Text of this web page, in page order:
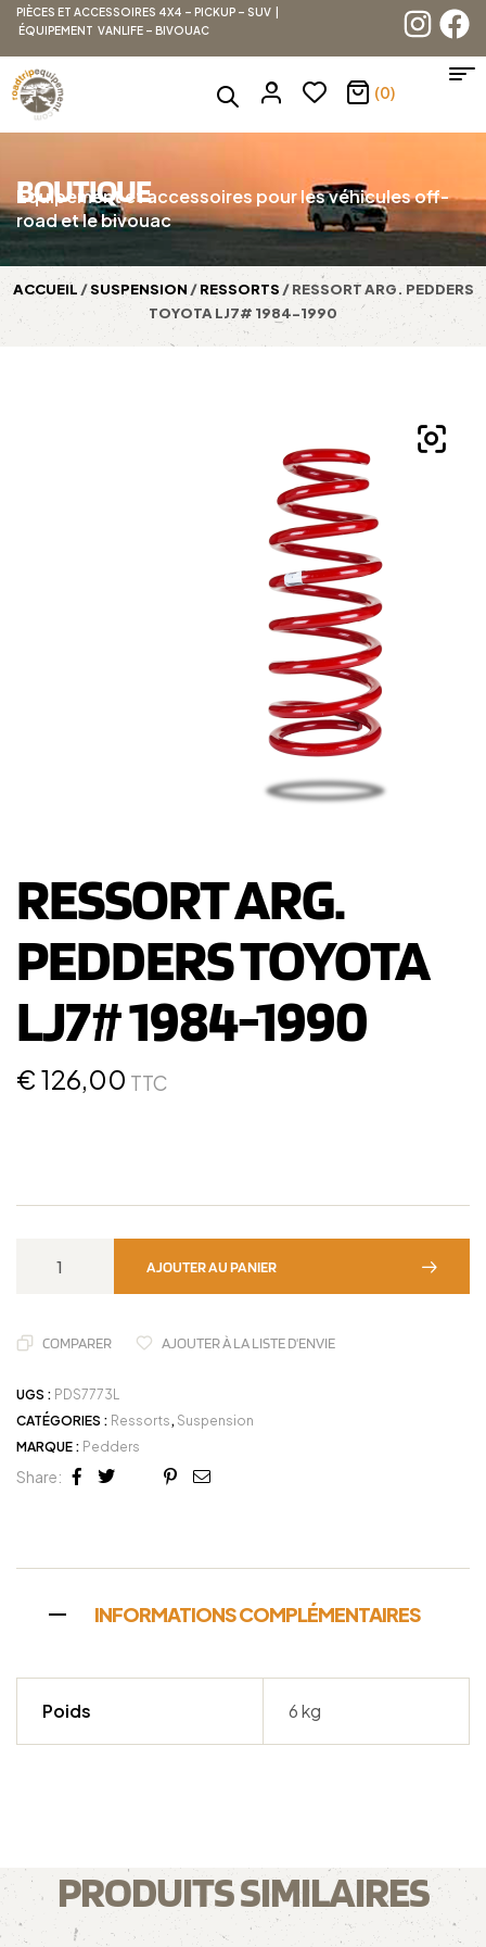
PIÈCES ET ACCESSOIRES 4X4 – PICKUP – SUV |
ÉQUIPEMENT VANLIFE – BIVOUAC
(0)
BOUTIQUE
Équipement et accessoires pour les véhicules off-
road et le bivouac
ACCUEIL /SUSPENSION /RESSORTS / RESSORT ARG. PEDDERS
TOYOTA LJ7# 1984-1990
RESSORT ARG.
PEDDERS TOYOTA
LJ7# 1984-1990
€ 126,00 TTC
AJOUTER AU PANIER
COMPARER AJOUTER À LA LISTE D'ENVIE
UGS : PDS7773L
CATÉGORIES : Ressorts, Suspension
MARQUE : Pedders
Share:
Facebook
TwitterLinkedin
Google+
Pinterest
Email
INFORMATIONS COMPLÉMENTAIRES
Poids 6 kg
PRODUITS SIMILAIRES